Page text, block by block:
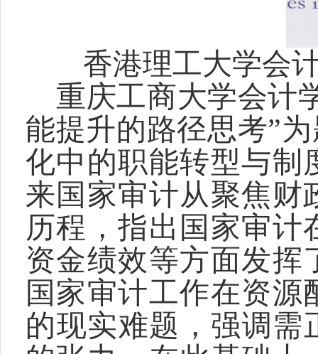
香港理工大学会
重庆工商大学会计
能提升的路径思考”
化中的职能转型与制
来国家审计从聚焦财
历程，指出国家审计
资金绩效等方面发挥
国家审计工作在资
的现实难题，强调需